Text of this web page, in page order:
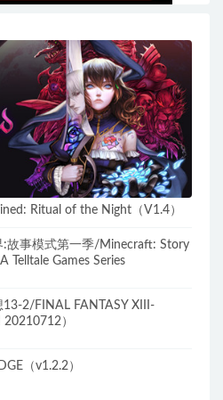
Ritual of the Night（V1.4）
:故事模式第一季/Minecraft: Story
Telltale Games Series
13-2/FINAL FANTASY XIII-
20210712）
（v1.2.2）